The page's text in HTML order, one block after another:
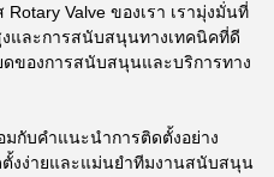
Valve ของเรา เรามุ่งมั่นที่
ละการสนับสนุนทางเทคนิคที่ดี
ของการสนับสนุนและบริการทาง
กับคําแนะนําการติดตั้งอย่าง
ตั้งง่ายและแม่นยําทีมงานสนับสนุน